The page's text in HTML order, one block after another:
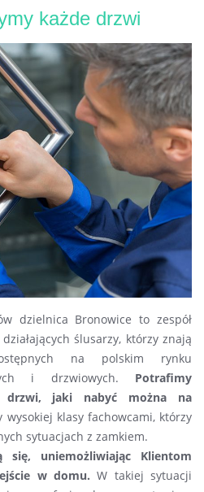
każde drzwi
dzielnica Bronowice to zespół
ślusarzy, którzy znają
na polskim rynku
i drzwiowych. Potrafimy
drzwi, jaki nabyć można na
wysokiej klasy fachowcami, którzy
sytuacjach z zamkiem.
się, uniemożliwiając Klientom
w domu. W takiej sytuacji